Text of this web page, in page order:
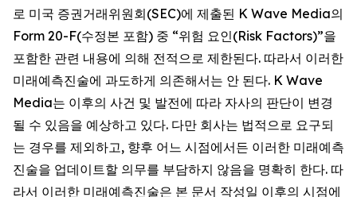
로 미국 증권거래위원회(SEC)에 제출된 K Wave Media의
Form 20-F(수정본 포함) 중 “위험 요인(Risk Factors)”을
포함한 관련 내용에 의해 전적으로 제한된다. 따라서 이러한
미래예측진술에 과도하게 의존해서는 안 된다. K Wave
Media는 이후의 사건 및 발전에 따라 자사의 판단이 변경
될 수 있음을 예상하고 있다. 다만 회사는 법적으로 요구되
는 경우를 제외하고, 향후 어느 시점에서든 이러한 미래예측
진술을 업데이트할 의무를 부담하지 않음을 명확히 한다. 따
라서 이러한 미래예측진술은 본 문서 작성일 이후의 시점에